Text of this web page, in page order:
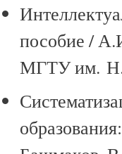
пособие /
МГТУ им.